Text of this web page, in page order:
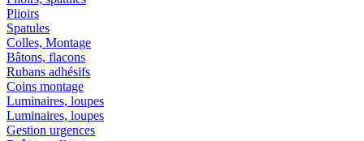
Plioirs
Spatules
Colles, Montage
Bâtons, flacons
Rubans adhésifs
Coins montage
Luminaires, loupes
Luminaires, loupes
Gestion urgences